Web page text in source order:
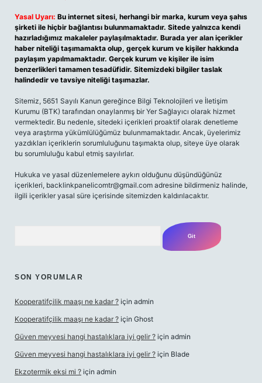
Yasal Uyarı: Bu internet sitesi, herhangi bir marka, kurum veya şahıs
şirketi ile hiçbir bağlantısı bulunmamaktadır. Sitede yalnızca kendi
hazırladığımız makaleler paylaşılmaktadır. Burada yer alan içerikler
haber niteliği taşımamakta olup, gerçek kurum ve kişiler hakkında
paylaşım yapılmamaktadır. Gerçek kurum ve kişiler ile isim
benzerlikleri tamamen tesadüfidir. Sitemizdeki bilgiler taslak
halindedir ve tavsiye niteliği taşımazlar.
Sitemiz, 5651 Sayılı Kanun gereğince Bilgi Teknolojileri ve İletişim
Kurumu (BTK) tarafından onaylanmış bir Yer Sağlayıcı olarak hizmet
vermektedir. Bu nedenle, sitedeki içerikleri proaktif olarak denetleme
veya araştırma yükümlülüğümüz bulunmamaktadır. Ancak, üyelerimiz
yazdıkları içeriklerin sorumluluğunu taşımakta olup, siteye üye olarak
bu sorumluluğu kabul etmiş sayılırlar.
Hukuka ve yasal düzenlemelere aykırı olduğunu düşündüğünüz
içerikleri, backlinkpanelicomtr@gmail.com adresine bildirmeniz halinde,
ilgili içerikler yasal süre içerisinde sitemizden kaldırılacaktır.
SON YORUMLAR
Kooperatifçilik maaşı ne kadar ? için admin
Kooperatifçilik maaşı ne kadar ? için Ghost
Güven meyvesi hangi hastalıklara iyi gelir ? için admin
Güven meyvesi hangi hastalıklara iyi gelir ? için Blade
Ekzotermik eksi mi ? için admin